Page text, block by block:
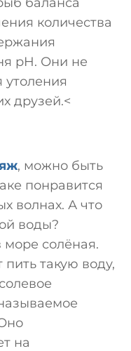
количества
pH. Они не
друзей.<
, можно быть
понравится
волнах. А что
воды?
море солёная.
такую воду,
на